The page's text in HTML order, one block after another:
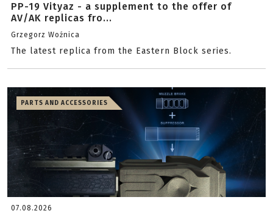
PP-19 Vityaz - a supplement to the offer of
AV/AK replicas fro...
Grzegorz Woźnica
The latest replica from the Eastern Block series.
PARTS AND ACCESSORIES
07.08.2026